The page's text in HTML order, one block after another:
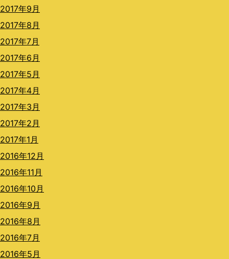
2017年9月
2017年8月
2017年7月
2017年6月
2017年5月
2017年4月
2017年3月
2017年2月
2017年1月
2016年12月
2016年11月
2016年10月
2016年9月
2016年8月
2016年7月
2016年5月